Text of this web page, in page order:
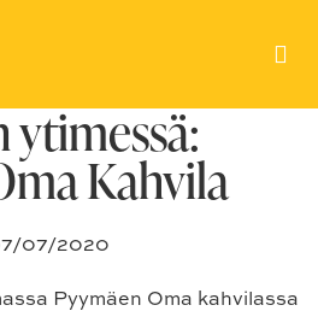
ytimessä:
Kahvila
07/2020